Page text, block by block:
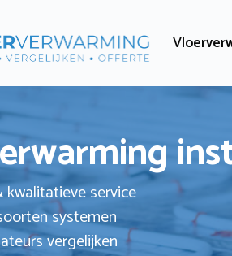
kwalitatieve service
systemen
vergelijken